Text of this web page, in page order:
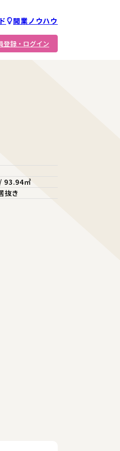
開業ノウハウ
登録・ログイン
93.94㎡
抜き